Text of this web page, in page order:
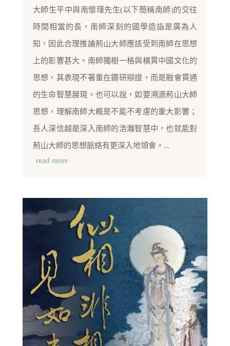
大師生平中與南懷瑾先生(以下簡稱南師)的交往
時間相當的長，南師深刻的國學造詣是廣為人
知，因此合理推論荊山大師應該受到南師在思想
上的影響甚大。南師獨樹一格與橫貫中國文化的
思想，其表現不著重在鑽研辯證，而是融會貫通
的生命智慧展現。也可以說，如要溯源荊山大師
思想，理解南師大概是不能不考慮的重大影響；
吾人深信越是深入南師的浩瀚智慧中，也就能對
荊山大師的思想脈絡有更深入地領會。...
read more